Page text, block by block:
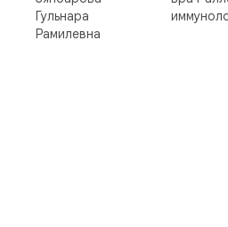
Гульнара
Рамилевна